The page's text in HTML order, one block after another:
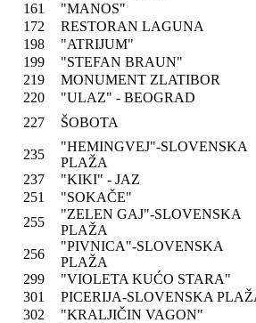
161
"MANOS"
172
RESTORAN LAGUNA
198
"ATRIJUM"
199
"STEFAN BRAUN"
219
MONUMENT ZLATIBOR
220
"ULAZ" - BEOGRAD
227
ŠOBOTA
235
"HEMINGVEJ"-SLOVENSKA
PLAŽA
237
"KIKI" - JAZ
251
"SOKAČE"
255
"ZELEN GAJ"-SLOVENSKA
PLAŽA
256
"PIVNICA"-SLOVENSKA
PLAŽA
299
"VIOLETA KUĆO STARA"
301
PICERIJA-SLOVENSKA
302
"KRALJIČIN VAGON"